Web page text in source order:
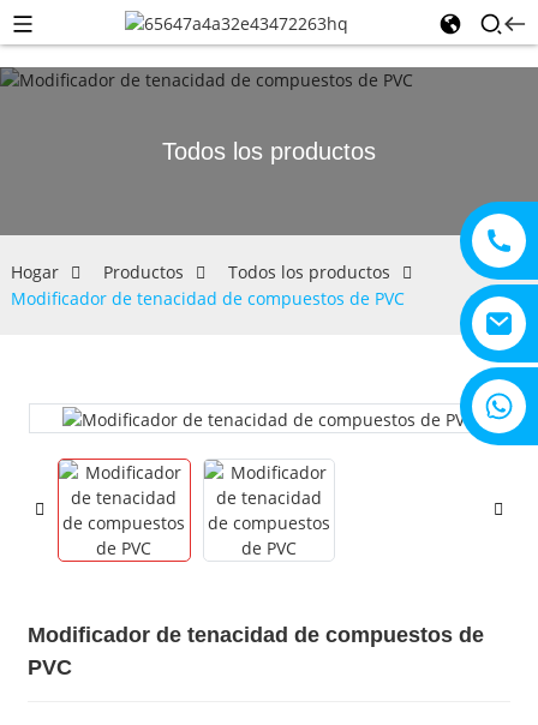
+8615805330828
Todos los productos
Hogar Productos
Todos los productos
Modificador de tenacidad de compuestos de PVC
Modificador de tenacidad de compuestos de
PVC